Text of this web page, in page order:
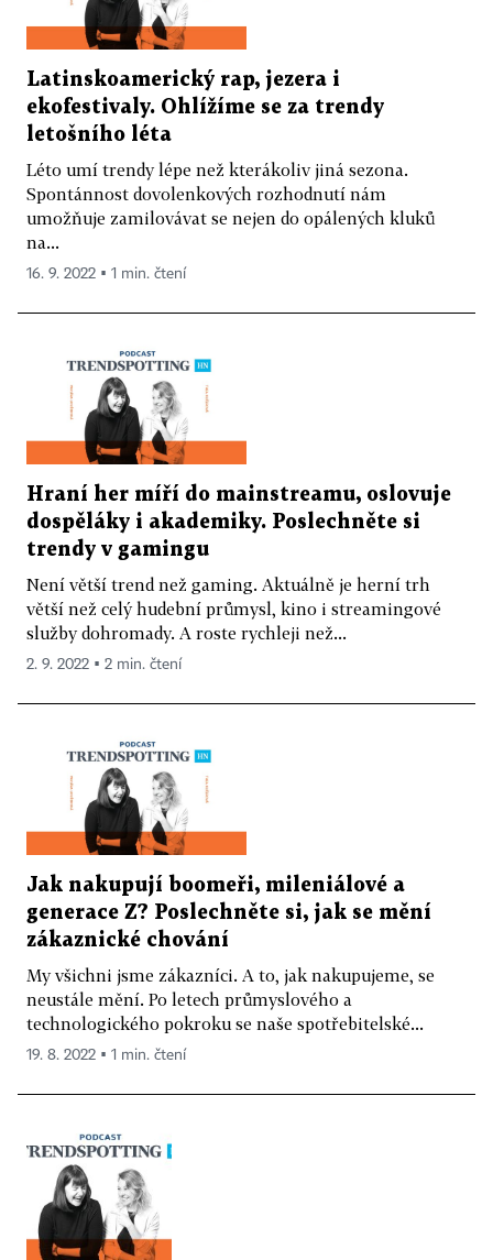
Latinskoamerický rap, jezera i
ekofestivaly. Ohlížíme se za trendy
letošního léta
Léto umí trendy lépe než kterákoliv jiná sezona.
Spontánnost dovolenkových rozhodnutí nám
umožňuje zamilovávat se nejen do opálených kluků
na...
16. 9. 2022 ▪ 1 min. čtení
Hraní her míří do mainstreamu, oslovuje
dospěláky i akademiky. Poslechněte si
trendy v gamingu
Není větší trend než gaming. Aktuálně je herní trh
větší než celý hudební průmysl, kino i streamingové
služby dohromady. A roste rychleji než...
2. 9. 2022 ▪ 2 min. čtení
Jak nakupují boomeři, mileniálové a
generace Z? Poslechněte si, jak se mění
zákaznické chování
My všichni jsme zákazníci. A to, jak nakupujeme, se
neustále mění. Po letech průmyslového a
technologického pokroku se naše spotřebitelské...
19. 8. 2022 ▪ 1 min. čtení